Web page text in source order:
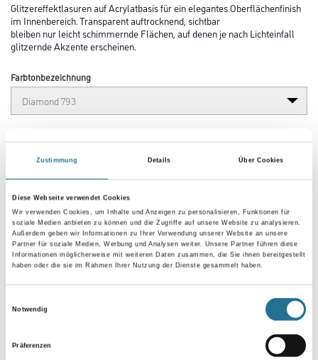
Zustimmung Details Über Cookies
Diese Webseite verwendet Cookies
Wir verwenden Cookies, um Inhalte und Anzeigen zu personalisieren, Funktionen für
soziale Medien anbieten zu können und die Zugriffe auf unsere Website zu analysieren.
Außerdem geben wir Informationen zu Ihrer Verwendung unserer Website an unsere
Partner für soziale Medien, Werbung und Analysen weiter. Unsere Partner führen diese
Informationen möglicherweise mit weiteren Daten zusammen, die Sie ihnen bereitgestellt
haben oder die sie im Rahmen Ihrer Nutzung der Dienste gesammelt haben.
Notwendig
Präferenzen
Glitzereffektlasuren auf Acrylatbasis für ein elegantes Oberflächenfinish
im Innenbereich. Transparent auftrocknend, sichtbar
bleiben nur leicht schimmernde Flächen, auf denen je nach Lichteinfall
glitzernde Akzente erscheinen.
Farbtonbezeichnung
Umrechnungsfaktoren